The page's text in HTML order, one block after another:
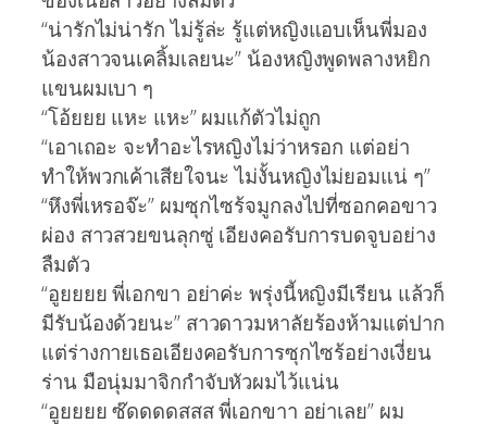
“น่ารักไม่น่ารัก ไม่รู้ล่ะ รู้แต่หญิงแอบเห็นพี่มอง
น้องสาวจนเคลิ้มเลยนะ” น้องหญิงพูดพลางหยิก
แขนผมเบา ๆ
“โอ้ยยย แหะ แหะ” ผมแก้ตัวไม่ถูก
“เอาเถอะ จะทำอะไรหญิงไม่ว่าหรอก แต่อย่า
ทำให้พวกเค้าเสียใจนะ ไม่งั้นหญิงไม่ยอมแน่ ๆ”
“หึงพี่เหรอจ๊ะ” ผมซุกไซร้จมูกลงไปที่ซอกคอขาว
ผ่อง สาวสวยขนลุกซู่ เอียงคอรับการบดจูบอย่าง
ลืมตัว
“อูยยยย พี่เอกขา อย่าค่ะ พรุ่งนี้หญิงมีเรียน แล้วก็
มีรับน้องด้วยนะ” สาวดาวมหาลัยร้องห้ามแต่ปาก
แต่ร่างกายเธอเอียงคอรับการซุกไซร้อย่างเงี่ยน
ร่าน มือนุ่มมาจิกกำจับหัวผมไว้แน่น
“อูยยยย ซ๊ดดดดสสส พี่เอกขาา อย่าเลย” ผม